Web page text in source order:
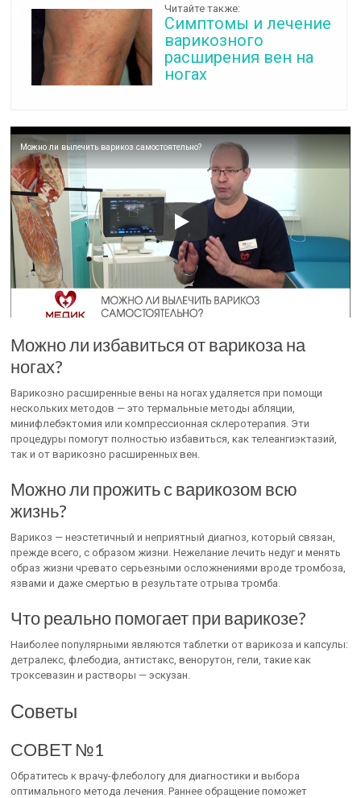
Читайте также:
Симптомы и лечение
варикозного
расширения вен на
ногах
Можно ли вылечить варикоз самостоятельно?
Можно ли избавиться от варикоза на
ногах?
Варикозно расширенные вены на ногах удаляется при помощи
нескольких методов — это термальные методы абляции,
минифлебэктомия или компрессионная склеротерапия. Эти
процедуры помогут полностью избавиться, как телеангиэктазий,
так и от варикозно расширенных вен.
Можно ли прожить с варикозом всю
жизнь?
Варикоз — неэстетичный и неприятный диагноз, который связан,
прежде всего, с образом жизни. Нежелание лечить недуг и менять
образ жизни чревато серьезными осложнениями вроде тромбоза,
язвами и даже смертью в результате отрыва тромба.
Что реально помогает при варикозе?
Наиболее популярными являются таблетки от варикоза и капсулы:
детралекс, флебодиа, антистакс, венорутон, гели, такие как
троксевазин и растворы — эскузан.
Советы
СОВЕТ №1
Обратитесь к врачу-флебологу для диагностики и выбора
оптимального метода лечения. Раннее обращение поможет